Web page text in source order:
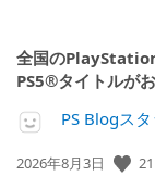
全国の
PS5®タイトルが
PS Blogスタ
公
2026年8月3日 21